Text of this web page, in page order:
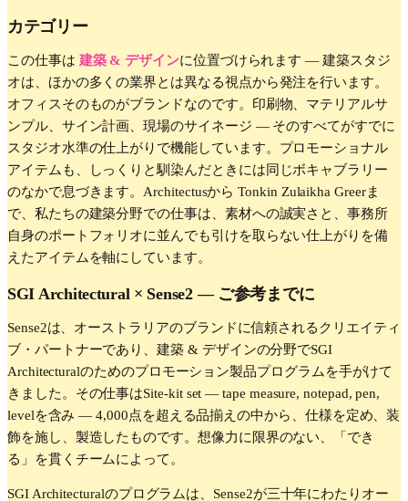
カテゴリー
この仕事は 建築 & デザインに位置づけられます —建築スタジ
オは、ほかの多くの業界とは異なる視点から発注を行います。
オフィスそのものがブランドなのです。印刷物、マテリアルサ
ンプル、サイン計画、現場のサイネージ — そのすべてがすでに
スタジオ水準の仕上がりで機能しています。プロモーショナル
アイテムも、しっくりと馴染んだときには同じボキャブラリー
のなかで息づきます。Architectusから Tonkin Zulaikha Greerま
で、私たちの建築分野での仕事は、素材への誠実さと、事務所
自身のポートフォリオに並んでも引けを取らない仕上がりを備
えたアイテムを軸にしています。
SGI Architectural × Sense2 — ご参考までに
Sense2は、オーストラリアのブランドに信頼されるクリエイティ
ブ・パートナーであり、建築 & デザインの分野でSGI
Architecturalのためのプロモーション製品プログラムを手がけて
きました。その仕事はSite-kit set — tape measure, notepad, pen,
levelを含み — 4,000点を超える品揃えの中から、仕様を定め、装
飾を施し、製造したものです。想像力に限界のない、「でき
る」を貫くチームによって。
SGI Architecturalのプログラムは、Sense2が三十年にわたりオー